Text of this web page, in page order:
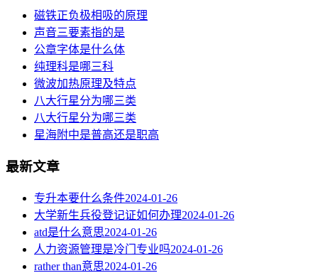
磁铁正负极相吸的原理
声音三要素指的是
公章字体是什么体
纯理科是哪三科
微波加热原理及特点
八大行星分为哪三类
八大行星分为哪三类
星海附中是普高还是职高
最新文章
专升本要什么条件2024-01-26
大学新生兵役登记证如何办理2024-01-26
atd是什么意思2024-01-26
人力资源管理是冷门专业吗2024-01-26
rather than意思2024-01-26